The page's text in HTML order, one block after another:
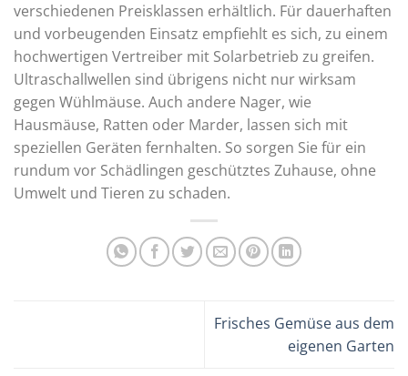
verschiedenen Preisklassen erhältlich. Für dauerhaften
und vorbeugenden Einsatz empfiehlt es sich, zu einem
hochwertigen Vertreiber mit Solarbetrieb zu greifen.
Ultraschallwellen sind übrigens nicht nur wirksam
gegen Wühlmäuse. Auch andere Nager, wie
Hausmäuse, Ratten oder Marder, lassen sich mit
speziellen Geräten fernhalten. So sorgen Sie für ein
rundum vor Schädlingen geschütztes Zuhause, ohne
Umwelt und Tieren zu schaden.
Frisches Gemüse aus dem
eigenen Garten